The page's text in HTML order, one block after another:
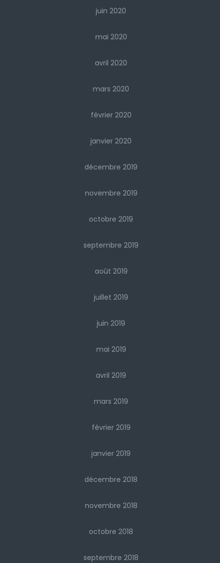
juin 2020
mai 2020
avril 2020
mars 2020
février 2020
janvier 2020
décembre 2019
novembre 2019
octobre 2019
septembre 2019
août 2019
juillet 2019
juin 2019
mai 2019
avril 2019
mars 2019
février 2019
janvier 2019
décembre 2018
novembre 2018
octobre 2018
septembre 2018